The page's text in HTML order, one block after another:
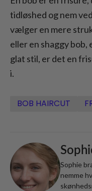
tidløshed og nem
vælger en mere
eller en shaggy
glat stil, er det en
i.
BOB HAIRCUT
Sophie
nemme